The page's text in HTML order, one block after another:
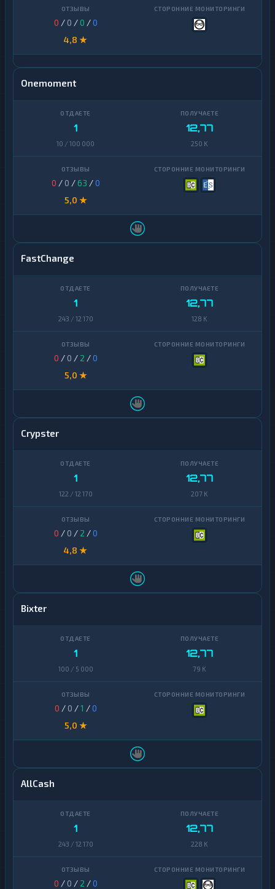
0 / 0 /0 /0
4,8 ★
Onemoment
1
10 / 100 000
12,77
250 K
0 / 0 /63 /0
5,0 ★
FastChange
1
243 / 12 170
12,77
128 K
0 / 0 / 2 /0
5,0 ★
Crypster
1
122 / 12 170
12,77
207 K
0 / 0 / 2 /0
4,8 ★
Bixter
1
100 / 5 000
12,77
79 K
0 / 0 /1 /0
5,0 ★
AllCash
1
243 / 12 170
12,77
228 K
0 / 0 / 2 /0